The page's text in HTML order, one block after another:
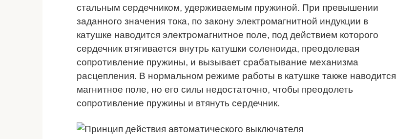
стальным сердечником, удерживаемым пружиной. При превышении
заданного значения тока, по закону электромагнитной индукции в
катушке наводится электромагнитное поле, под действием которого
сердечник втягивается внутрь катушки соленоида, преодолевая
сопротивление пружины, и вызывает срабатывание механизма
расцепления. В нормальном режиме работы в катушке также наводится
магнитное поле, но его силы недостаточно, чтобы преодолеть
сопротивление пружины и втянуть сердечник.